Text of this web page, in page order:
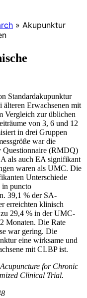
» Akupunktur
Standardakupunktur
Erwachsenen mit
Vergleich zur üblichen
von 3, 6 und 12
in drei Gruppen
war die
Questionnaire (RMDQ)
als auch EA signifikant
waren als UMC. Die
Unterschiede
in puncto
39,1 % der SA-
erreichten klinisch
zu 29,4 % in der UMC-
Monaten. Die Rate
war gering. Die
eine wirksame und
mit CLBP ist.
for Chronic
Clinical Trial.